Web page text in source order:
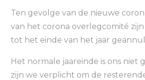
Ten gevolge van de nieuwe
van het corona overlegcomité
tot het einde van het jaar
Het normale jaareinde is ons niet
zijn we verplicht om de